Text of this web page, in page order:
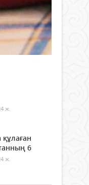
ж.
6
ж.